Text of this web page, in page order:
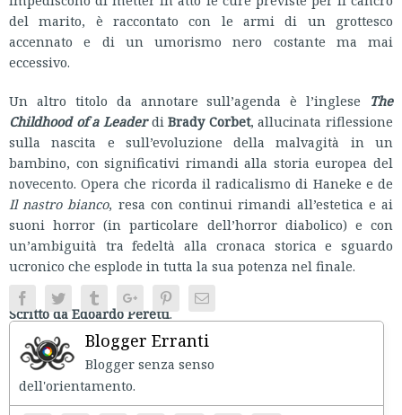
del marito, è raccontato con le armi di un grottesco
accennato e di un umorismo nero costante ma mai
eccessivo.
Un altro titolo da annotare sull’agenda è l’inglese The
Childhood of a LeaderdiBrady Corbet, allucinata riflessione
sulla nascita e sull’evoluzione della malvagità in un
bambino, con significativi rimandi alla storia europea del
novecento. Opera che ricorda il radicalismo di Haneke e de
Il nastro bianco, resa con continui rimandi all’estetica e ai
suoni horror (in particolare dell’horror diabolico) e con
un’ambiguità tra fedeltà alla cronaca storica e sguardo
ucronico che esplode in tutta la sua potenza nel finale.
Scritto da Edoardo Peretti.
FacebookTwitter TumblrGoogle+PinterestEmail
Blogger Erranti
Blogger senza senso